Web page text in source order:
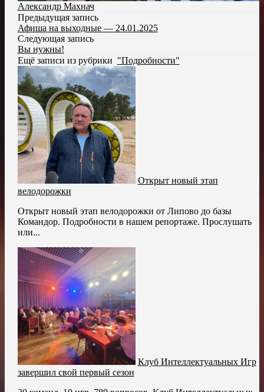
Александр Махнач
Предыдущая запись
Афиша на выходные — 24.01.2025
Следующая запись
Вы нужны!
Ещё записи из рубрики "Подробности"
Открыт новый этап
велодорожки
Открыт новый этап велодорожки от Липово до базы
Командор. Подробности в нашем репортаже. Прослушать
или...
Клуб Интеллектуальных Игр
завершил свой первый сезон